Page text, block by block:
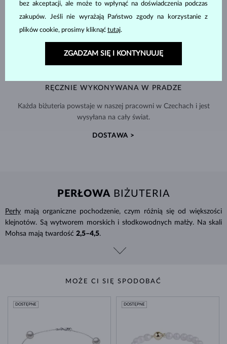
RĘCZNIE WYKONYWANA W PRADZE
Każda biżuteria powstaje w naszej pracowni w Czechach i jest
wysyłana na cały świat.
DOSTAWA >
PERŁOWA BIŻUTERIA
Perły mają organiczne pochodzenie, czym różnią się od większości
klejnotów. Są wytworem morskich i słodkowodnych małży. Na skali
Mohsa mają twardość 2,5–4,5.
MOŻE CI SIĘ SPODOBAĆ
DOSTĘPNE DOSTĘPNE
bez akceptacji, ale może to wpłynąć na doświadczenia podczas
zakupów. Jeśli nie wyrażają Państwo zgody na korzystanie z
plików cookie, prosimy kliknąć tutaj.
ZGADZAM SIĘ I KONTYNUUJĘ